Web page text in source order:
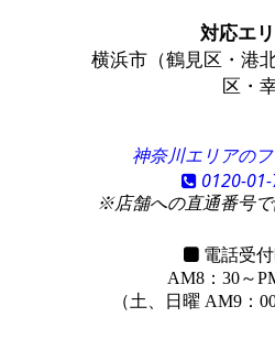
対応エ
横浜市（鶴見区・港
区・
神奈川エリアの
0120-
※店舗への直通番号
電話受
AM8：30～
（土、日曜 AM9：